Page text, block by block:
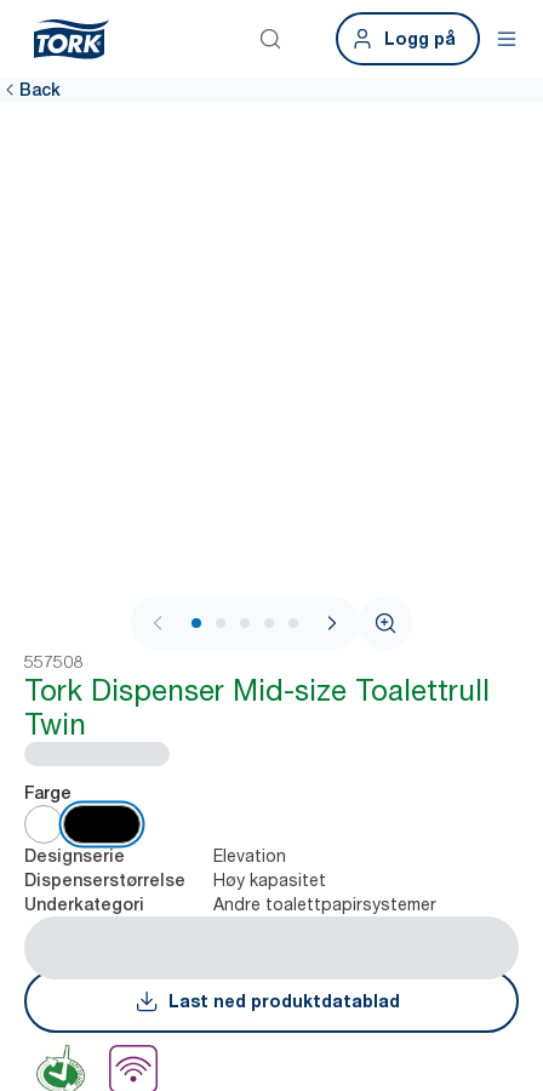
Logg på
Back
1 / 8
557508
Tork Dispenser Mid-size Toalettrull
Twin
Farge
Designserie Elevation
Dispenserstørrelse Høy kapasitet
Underkategori Andre toalettpapirsystemer
Last ned produktdatablad